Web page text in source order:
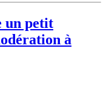
un petit
à